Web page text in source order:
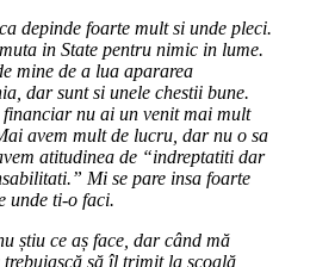
depinde foarte mult si unde pleci.
in State pentru nimic in lume.
mine de a lua apararea
dar sunt si unele chestii bune.
nu ai un venit mai mult
avem mult de lucru, dar nu o sa
atitudinea de “indreptatiti dar
Mi se pare insa foarte
unde ti-o faci.
știu ce aș face, dar când mă
trebuiască să îl trimit la școală